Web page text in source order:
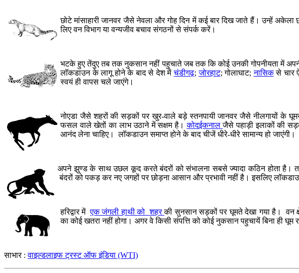
छोटे मांसाहारी जानवर जैसे नेवला और गोह दिन में कई बार दिख जाते हैं। उन्हें
लिए वन विभाग या वन्यजीव बचाव संगठनों से संपर्क करें।
भटके हुए तेंदुए तब तक नुकसान नहीं पहुचाते जब तक कि कोई उनकी गोपनीयता में
लॉकडाउन के लागू होने के बाद से देश मेंचंडीगढ़;जोरहाट; गोलाघाट;नासिकसे चार
स्वयं ही वापस चले जाएंगे।
नोएडा जैसे शहरों की सड़कों पर खुर-वाले बड़े स्तनपायी जानवर जैसे नीलगायों के
फसल वाले खेतों का लाभ उठाने में सक्षम है।कोदईकनालजैसे पहाड़ी इलाकों की
आनंद लेना चाहिए। लॉकडाउन समाप्त होने के बाद चीजें धीरे-धीरे सामान्य हो जाएंगी।
अपने झुण्ड के साथ उछल कूद करते बंदरों को संभालना सबसे ज्यादा कठिन होता है।
बंदरों को पकड़ कर नए जगहों पर छोड़ना आसान और प्रभावी नहीं है। इसलिए
हरिद्वार मेंएक जंगली हाथी को शहरकी सुनसान सड़कों पर घूमते देखा गया है। वन
का कोई खतरा नहीं होगा। अगर वे किसी संपत्ति को कोई नुकसान पहुचायें बिना ही
साभार :वाइल्डलाइफ ट्रस्ट ऑफ इंडिया (WTI)